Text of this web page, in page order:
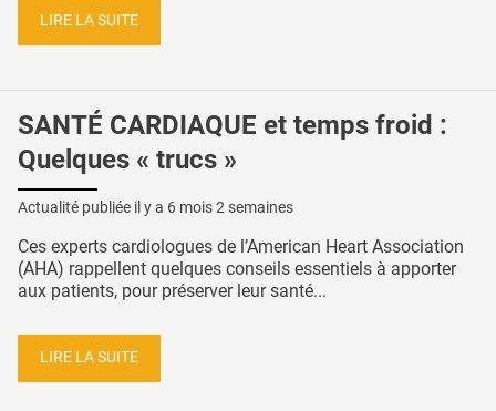
LIRE LA SUITE
SANTÉ CARDIAQUE et temps froid :
Quelques « trucs »
Actualité publiée il y a 6 mois 2 semaines
Ces experts cardiologues de l’American Heart Association
(AHA) rappellent quelques conseils essentiels à apporter
aux patients, pour préserver leur santé...
LIRE LA SUITE